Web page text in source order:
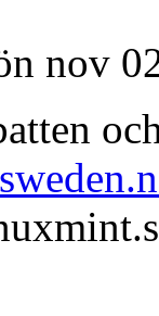
nov